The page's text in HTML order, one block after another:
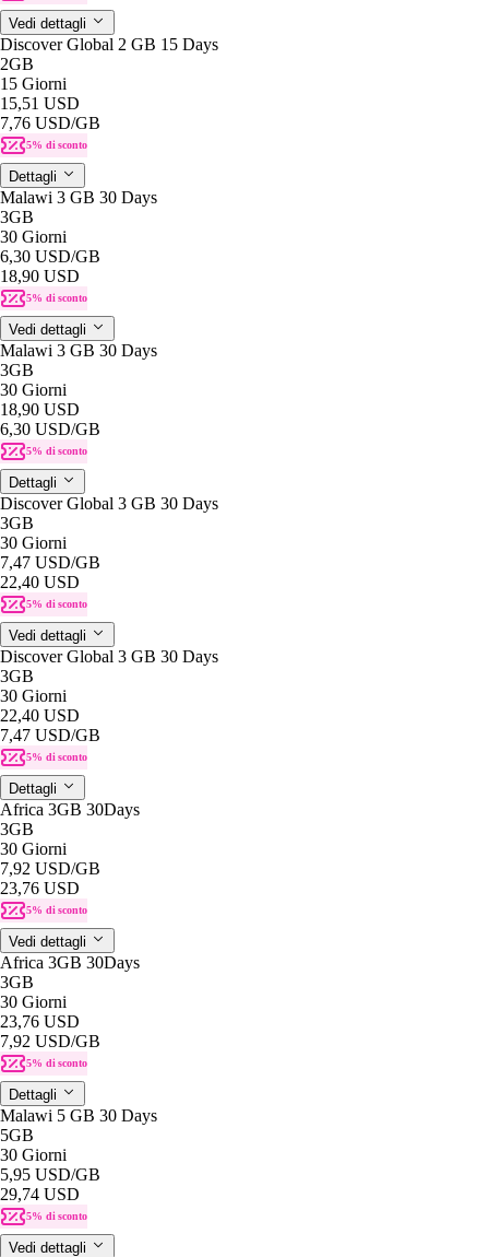
Vedi dettagli
Discover Global 2 GB 15 Days
2GB
15 Giorni
15,51 USD
7,76 USD/GB
5% di sconto
Dettagli
Malawi 3 GB 30 Days
3GB
30 Giorni
6,30 USD/GB
18,90 USD
5% di sconto
Vedi dettagli
Malawi 3 GB 30 Days
3GB
30 Giorni
18,90 USD
6,30 USD/GB
5% di sconto
Dettagli
Discover Global 3 GB 30 Days
3GB
30 Giorni
7,47 USD/GB
22,40 USD
5% di sconto
Vedi dettagli
Discover Global 3 GB 30 Days
3GB
30 Giorni
22,40 USD
7,47 USD/GB
5% di sconto
Dettagli
Africa 3GB 30Days
3GB
30 Giorni
7,92 USD/GB
23,76 USD
5% di sconto
Vedi dettagli
Africa 3GB 30Days
3GB
30 Giorni
23,76 USD
7,92 USD/GB
5% di sconto
Dettagli
Malawi 5 GB 30 Days
5GB
30 Giorni
5,95 USD/GB
29,74 USD
5% di sconto
Vedi dettagli